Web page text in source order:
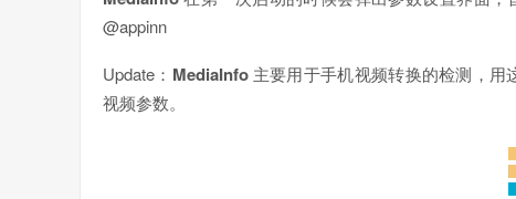
@appinn
Update： MediaInfo主要用于手机视频转换的检测，用
视频参数。